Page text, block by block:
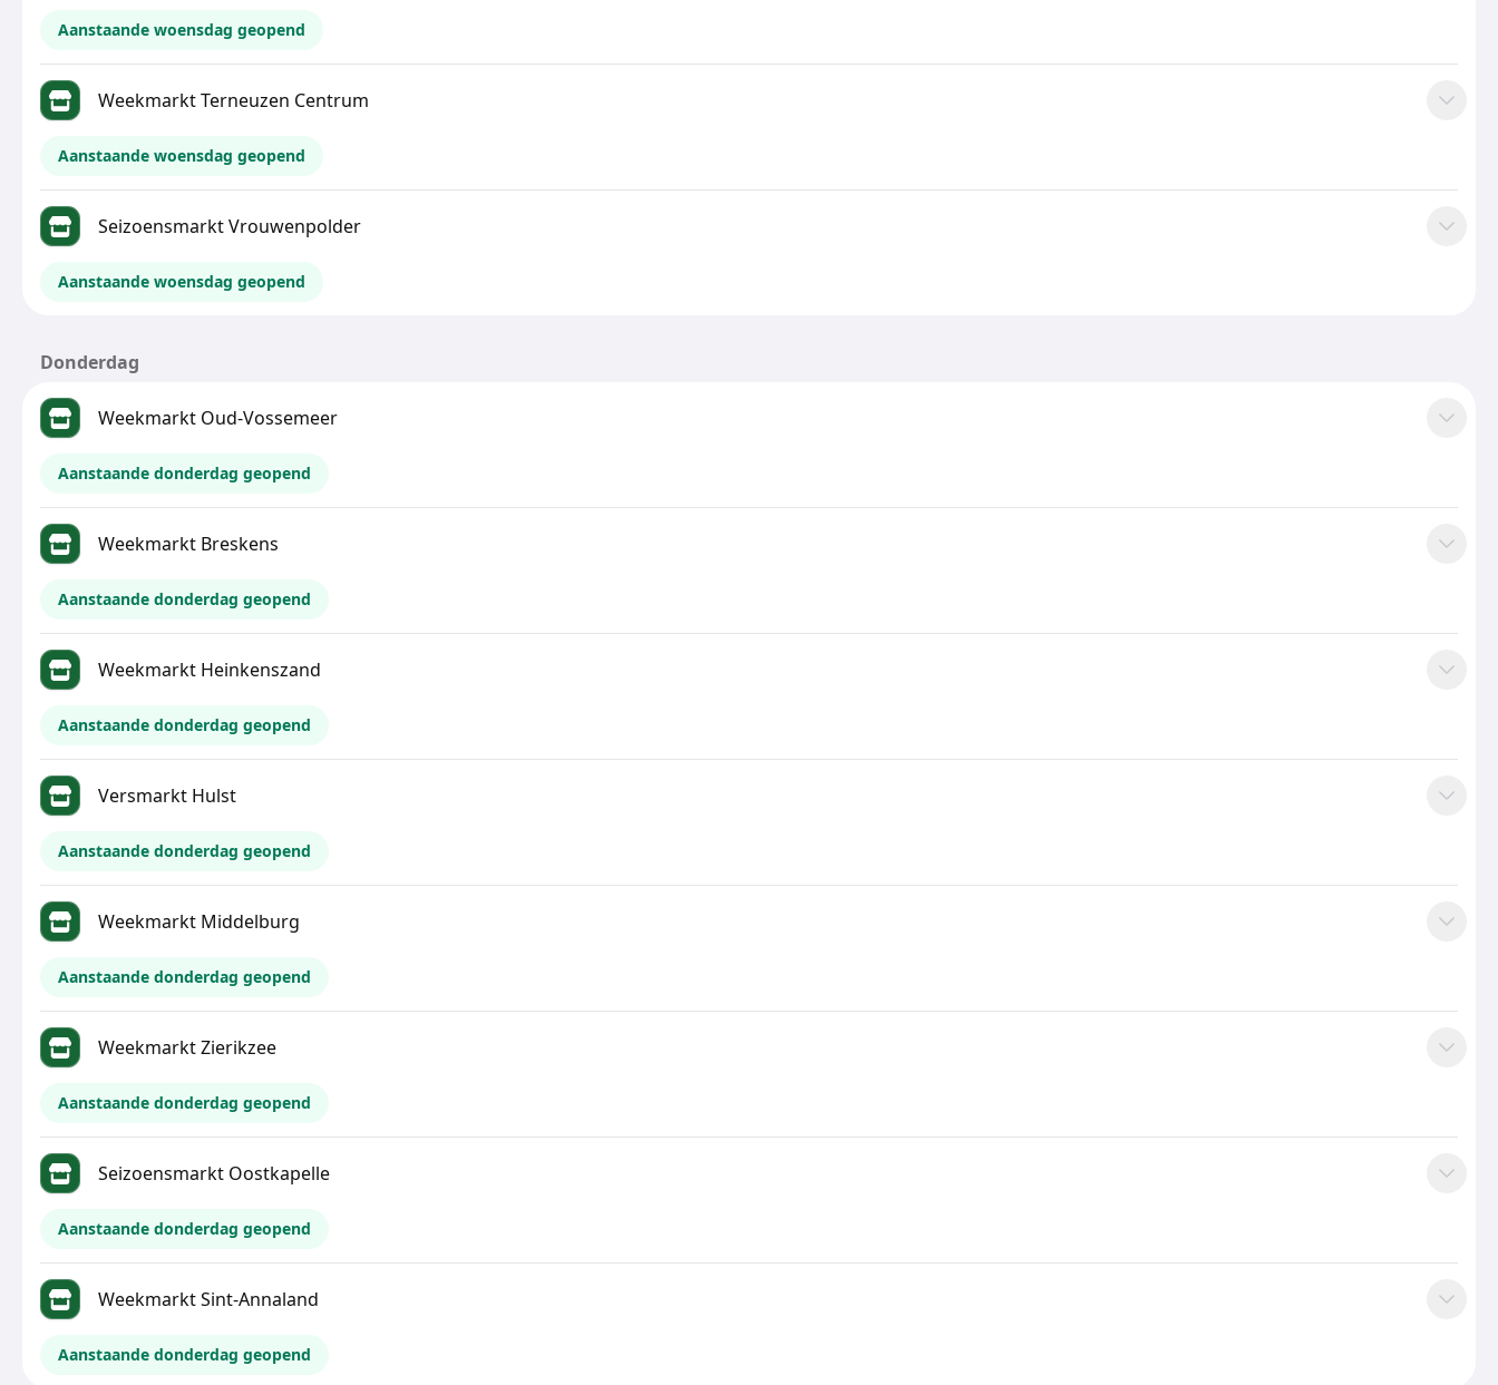
Aanstaande woensdag geopend
Weekmarkt Terneuzen Centrum
Aanstaande woensdag geopend
Seizoensmarkt Vrouwenpolder
Aanstaande woensdag geopend
Donderdag
Weekmarkt Oud-Vossemeer
Aanstaande donderdag geopend
Weekmarkt Breskens
Aanstaande donderdag geopend
Weekmarkt Heinkenszand
Aanstaande donderdag geopend
Versmarkt Hulst
Aanstaande donderdag geopend
Weekmarkt Middelburg
Aanstaande donderdag geopend
Weekmarkt Zierikzee
Aanstaande donderdag geopend
Seizoensmarkt Oostkapelle
Aanstaande donderdag geopend
Weekmarkt Sint-Annaland
Aanstaande donderdag geopend